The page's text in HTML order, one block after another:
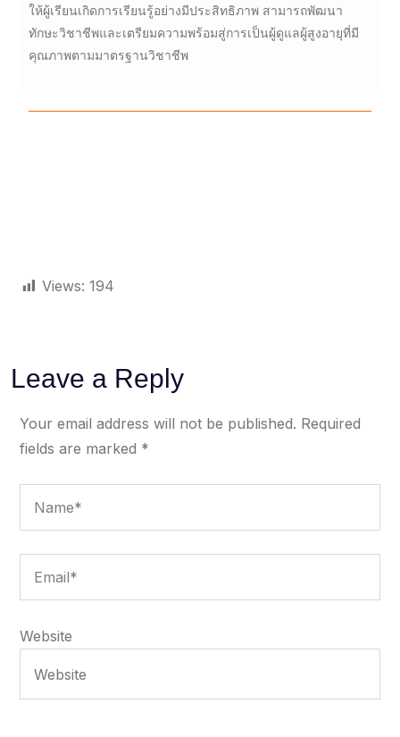
ให้ผู้เรียนเกิดการเรียนรู้อย่างมีประสิทธิภาพ สามารถพัฒนา
ทักษะวิชาชีพและเตรียมความพร้อมสู่การเป็นผู้ดูแลผู้สูงอายุที่มี
คุณภาพตามมาตรฐานวิชาชีพ
Views: 194
Leave a Reply
Your email address will not be published. Required
fields are marked *
Website